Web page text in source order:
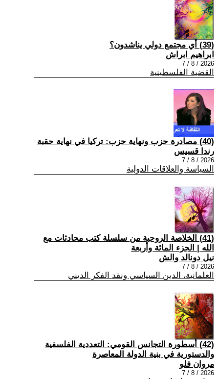
(39) أي مجتمع دولي يناشدون؟
ابراهيم ابراش
2026 / 8 / 7
القضية الفلسطينية
(40) مصادرة حزب ونهاية حزب: تركيا في نهاية حقبة
رندا قسيس
2026 / 8 / 7
السياسة والعلاقات الدولية
(41) الخلاصة الروحية من سلسلة كتب محادثات مع
الله | الجزء المائة وأربعة
نيل دونالد والش
2026 / 8 / 7
العلمانية، الدين السياسي ونقد الفكر الديني
(42) أسطورة التجانس القومي: التعددية الفلسفية
والدستورية في بنية الدولة المعاصرة
مروان فلو
2026 / 8 / 7